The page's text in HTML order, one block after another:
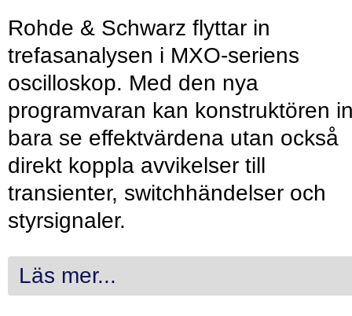
Rohde & Schwarz flyttar in
trefasanalysen i MXO-seriens
oscilloskop. Med den nya
programvaran kan konstruktören
bara se effektvärdena utan också
direkt koppla avvikelser till
transienter, switchhändelser och
styrsignaler.
Läs mer...